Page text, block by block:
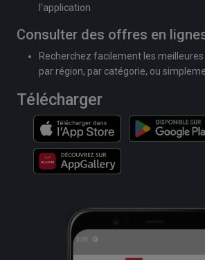
l'application
Consulter des offres en
Recherchez facilement les
par région, par catégorie, ou
Télécharger